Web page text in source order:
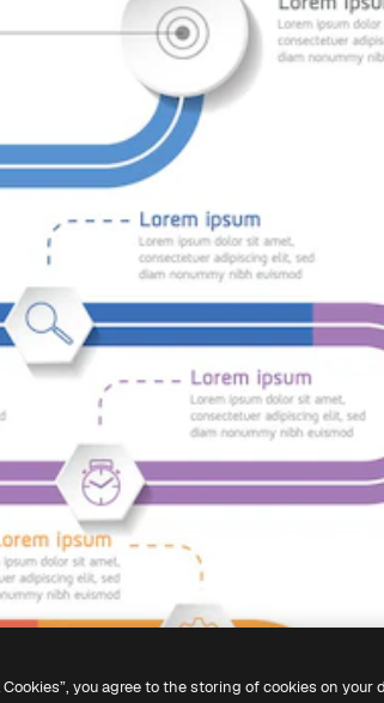
you agree to the storing of cookies on your